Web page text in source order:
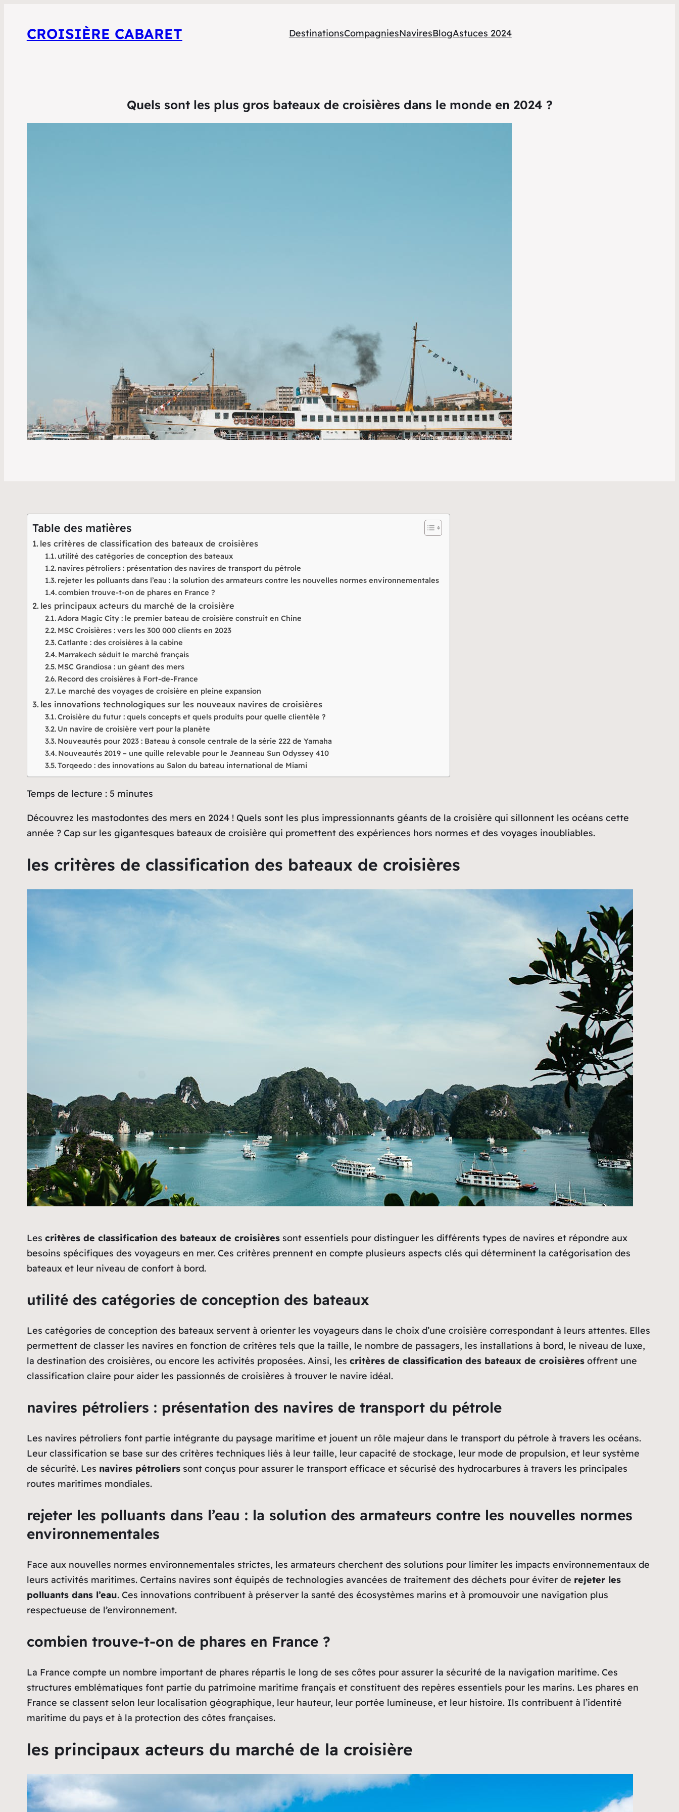
CROISIÈRE CABARET DestinationsCompagniesNaviresBlogAstuces 2024
Quels sont les plus gros bateaux de croisières dans le monde en 2024 ?
Table des matières
les critères de classification des bateaux de croisières
utilité des catégories de conception des bateaux
navires pétroliers : présentation des navires de transport du pétrole
rejeter les polluants dans l’eau : la solution des armateurs contre les nouvelles normes environnementales
combien trouve-t-on de phares en France ?
les principaux acteurs du marché de la croisière
Adora Magic City : le premier bateau de croisière construit en Chine
MSC Croisières : vers les 300 000 clients en 2023
Catlante : des croisières à la cabine
Marrakech séduit le marché français
MSC Grandiosa : un géant des mers
Record des croisières à Fort-de-France
Le marché des voyages de croisière en pleine expansion
les innovations technologiques sur les nouveaux navires de croisières
Croisière du futur : quels concepts et quels produits pour quelle clientèle ?
Un navire de croisière vert pour la planète
Nouveautés pour 2023 : Bateau à console centrale de la série 222 de Yamaha
Nouveautés 2019 – une quille relevable pour le Jeanneau Sun Odyssey 410
Torqeedo : des innovations au Salon du bateau international de Miami
Temps de lecture : 5 minutes
Découvrez les mastodontes des mers en 2024 ! Quels sont les plus impressionnants géants de la croisière qui sillonnent les océans cette
année ? Cap sur les gigantesques bateaux de croisière qui promettent des expériences hors normes et des voyages inoubliables.
les critères de classification des bateaux de croisières
Les critères de classification des bateaux de croisièressont essentiels pour distinguer les différents types de navires et répondre aux
besoins spécifiques des voyageurs en mer. Ces critères prennent en compte plusieurs aspects clés qui déterminent la catégorisation des
bateaux et leur niveau de confort à bord.
utilité des catégories de conception des bateaux
Les catégories de conception des bateaux servent à orienter les voyageurs dans le choix d’une croisière correspondant à leurs attentes. Elles
permettent de classer les navires en fonction de critères tels que la taille, le nombre de passagers, les installations à bord, le niveau de luxe,
la destination des croisières, ou encore les activités proposées. Ainsi, les critères de classification des bateaux de croisièresoffrent une
classification claire pour aider les passionnés de croisières à trouver le navire idéal.
navires pétroliers : présentation des navires de transport du pétrole
Les navires pétroliers font partie intégrante du paysage maritime et jouent un rôle majeur dans le transport du pétrole à travers les océans.
Leur classification se base sur des critères techniques liés à leur taille, leur capacité de stockage, leur mode de propulsion, et leur système
de sécurité. Les navires pétrolierssont conçus pour assurer le transport efficace et sécurisé des hydrocarbures à travers les principales
routes maritimes mondiales.
rejeter les polluants dans l’eau : la solution des armateurs contre les nouvelles normes
environnementales
Face aux nouvelles normes environnementales strictes, les armateurs cherchent des solutions pour limiter les impacts environnementaux de
leurs activités maritimes. Certains navires sont équipés de technologies avancées de traitement des déchets pour éviter de rejeter les
polluants dans l’eau. Ces innovations contribuent à préserver la santé des écosystèmes marins et à promouvoir une navigation plus
respectueuse de l’environnement.
combien trouve-t-on de phares en France ?
La France compte un nombre important de phares répartis le long de ses côtes pour assurer la sécurité de la navigation maritime. Ces
structures emblématiques font partie du patrimoine maritime français et constituent des repères essentiels pour les marins. Les phares en
France se classent selon leur localisation géographique, leur hauteur, leur portée lumineuse, et leur histoire. Ils contribuent à l’identité
maritime du pays et à la protection des côtes françaises.
les principaux acteurs du marché de la croisière